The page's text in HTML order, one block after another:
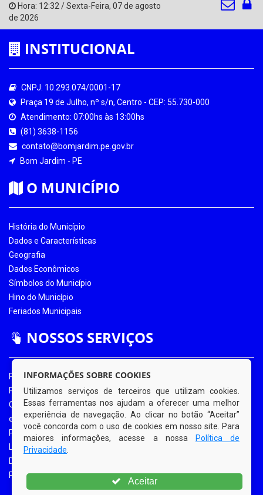
Hora: 12:32 /Sexta-Feira, 07 de agosto
de 2026
INSTITUCIONAL
CNPJ: 10.293.074/0001-17
Praça 19 de Julho, nº s/n, Centro - CEP: 55.730-000
Atendimento: 07:00hs às 13:00hs
(81) 3638-1156
contato@bomjardim.pe.gov.br
Bom Jardim - PE
O MUNICÍPIO
História do Município
Dados e Características
Geografia
Dados Econômicos
Símbolos do Município
Hino do Município
Feriados Municipais
NOSSOS SERVIÇOS
Portal da Transparência
Portal da Transparência COVID-19
Ouvidoria Eletrônica
e-SIC
Processos de Licitação
Licitações em Andamento
Diário Oficial
Portal do Contribuinte
INFORMAÇÕES SOBRE COOKIES
Utilizamos serviços de terceiros que utilizam cookies.
Essas ferramentas nos ajudam a oferecer uma melhor
experiência de navegação. Ao clicar no botão “Aceitar”
você concorda com o uso de cookies em nosso site. Para
maiores informações, acesse a nossa
Política de
Privacidade
Aceitar